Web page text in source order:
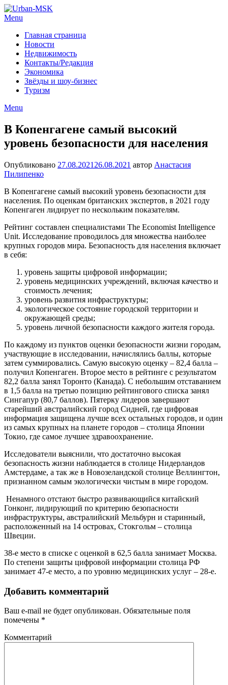
Menu
Главная страница
Новости
Недвижимость
Контакты/Редакция
Экономика
Звёзды и шоу-бизнес
Туризм
Menu
В Копенгагене самый высокий
уровень безопасности для населения
Опубликовано 27.08.2021 26.08.2021 автор Анастасия
Пилипенко
В Копенгагене самый высокий уровень безопасности для
населения. По оценкам британских экспертов, в 2021 году
Копенгаген лидирует по нескольким показателям.
Рейтинг составлен специалистами The Economist Intelligence
Unit. Исследование проводилось для множества наиболее
крупных городов мира. Безопасность для населения включает
в себя:
уровень защиты цифровой информации;
уровень медицинских учреждений, включая качество и
стоимость лечения;
уровень развития инфраструктуры;
экологическое состояние городской территории и
окружающей среды;
уровень личной безопасности каждого жителя города.
По каждому из пунктов оценки безопасности жизни городам,
участвующие в исследовании, начислялись баллы, которые
затем суммировались. Самую высокую оценку – 82,4 балла –
получил Копенгаген. Второе место в рейтинге с результатом
82,2 балла занял Торонто (Канада). С небольшим отставанием
в 1,5 балла на третью позицию рейтингового списка занял
Сингапур (80,7 баллов). Пятерку лидеров завершают
старейший австралийский город Сидней, где цифровая
информация защищена лучше всех остальных городов, и один
из самых крупных на планете городов – столица Японии
Токио, где самое лучшее здравоохранение.
Исследователи выяснили, что достаточно высокая
безопасность жизни наблюдается в столице Нидерландов
Амстердаме, а так же в Новозеландской столице Веллингтон,
признанном самым экологически чистым в мире городом.
Ненамного отстают быстро развивающийся китайский
Гонконг, лидирующий по критерию безопасности
инфраструктуры, австралийский Мельбурн и старинный,
расположенный на 14 островах, Стокгольм – столица
Швеции.
38-е место в списке с оценкой в 62,5 балла занимает Москва.
По степени защиты цифровой информации столица РФ
занимает 47-е место, а по уровню медицинских услуг – 28-е.
Добавить комментарий
Ваш e-mail не будет опубликован. Обязательные поля
помечены *
Комментарий